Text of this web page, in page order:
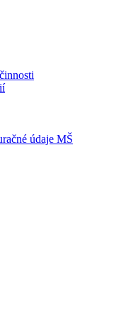
údaje MŠ